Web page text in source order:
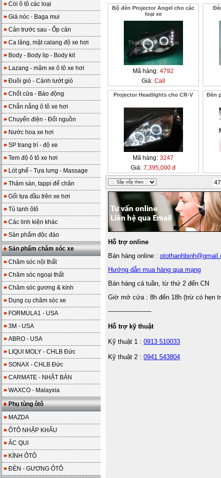
Còi ô tô các loại
Giá nóc - Baga mui
Cản trước sau - Ốp cản
Ca lăng, mặt calang độ xe hơi
Body - Body lip - Body kit
Lazang - mâm xe ô tô xe hơi
Đuôi gió - Cánh lướt gió
Chốt cửa - Báo động
Chắn nắng ô tô xe hơi
Chuyển điện - Đổi nguồn
Nước hoa xe hơi
SP trang trí - độ xe
Tem độ ô tô xe hơi
Lót ghế - Tựa lưng - Massage
Thảm sàn, tappi để chân
Gối tựa đầu trên xe hơi
Tủ lạnh ôtô
Các linh kiện khác
Sản phẩm độc đáo
Sản phẩm chăm sóc xe
Chăm sóc nội thất
Chăm sóc ngoại thất
Chăm sóc gương & kính
Dụng cụ chăm sóc xe
FORMULA1 - USA
3M - USA
ABRO - USA
LIQUI MOLY - CHLB Đức
SONAX - CHLB Đức
CARMATE - NHẬT BẢN
WAXCO - Malayxia
Phụ tùng ôtô
MAZDA
ÔTÔ NHẬP KHẨU
ẮC QUI
KÍNH ÔTÔ
ĐÈN - GƯƠNG ÔTÔ
Bộ đèn Projector Angel cho các
loại xe
Mã hàng: 4792
Giá: Call
Projector Headlights cho CR-V
Mã hàng: 3247
Giá: 7,395,000 đ
Đèn
Hỗ trợ online
Bán hàng online :
Hướng dẫn mua hàng qua mạng
Bán hàng cả tuần, từ thứ 2 đến CN
Giờ mở cửa : 8h đến 18h (trừ có hẹn
----------------------
Hỗ trợ kỹ thuật
Kỹ thuật 1 : 0913 510033
Kỹ thuật 2 : 0941 543804